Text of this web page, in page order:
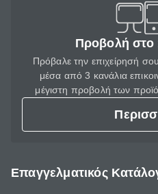
Προβολή στο
Πρόβαλε την επιχείρησή
μέσα από 3 κανάλια
μέγιστη προβολή των
Επαγγελματικός